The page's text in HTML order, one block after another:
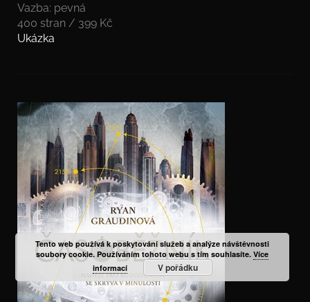
Vazba: pevná
400 stran / 399 Kč
Ukázka
Tento web používá k poskytování služeb a analýze návštěvnosti
soubory cookie. Používáním tohoto webu s tím souhlasíte.Více
informací
V pořádku